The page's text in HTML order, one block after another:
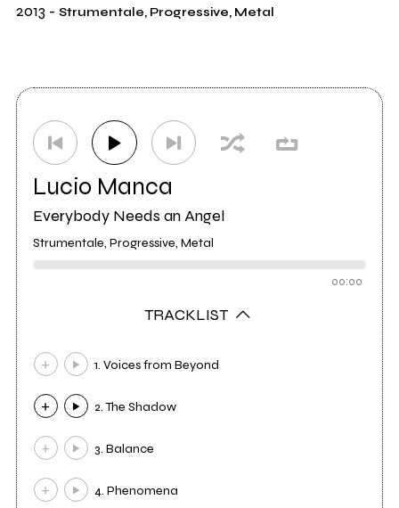
2013 - Strumentale, Progressive, Metal
Lucio Manca
Everybody Needs an Angel
Strumentale, Progressive, Metal
00:00
TRACKLIST
1. Voices from Beyond
2. The Shadow
3. Balance
4. Phenomena